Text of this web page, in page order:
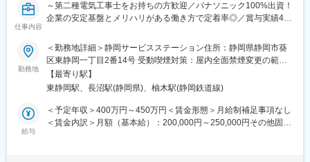
変更の範囲：会社の定める業務
まずはご入社後広島にてじっくりと当社の製品について知識を身
に着けていただきます。
※配属先を選ぶことができません。
※本人の希望・評価を考慮して、ゼネラル職に転向された場合、全
国への転勤の可能性があります。
【当社の特徴】
◆同社は、住宅設備系のメンテナンスを行っており、洗濯機・冷
蔵庫など、白物家電の取扱いはありません。
仕事内容
～第二種電気工事士をお持ちの方歓迎／パナソニック100%出資！
企業の安定基盤とメリハリがある働き方で定着率◎／賞与実績4.7
■職務内容：
パナソニック製品をご使用のお客様のお宅を訪問し、アフターサ
ービスを提供します。お客様に一番近い立場となるため、お客様
からお伺いしたご意見を製造部門へフィードバックする役割も担
っています。
☆サービスエンジニアの紹介ページ：
勤務地
＜勤務地詳細＞静岡サービスステーション住所：静岡県静岡市葵
区東静岡一丁目2番14号 受動喫煙対策：屋内全面禁煙変更の範
囲：会社の定める事業所
【最寄り駅】
東静岡駅、長沼駅(静岡県)、柚木駅(静岡鉄道線)
給与
＜予定年収＞400万円～450万円＜賃金形態＞月給制補足事項なし
＜賃金内訳＞月額（基本給）：200,000円～250,000円その他固定